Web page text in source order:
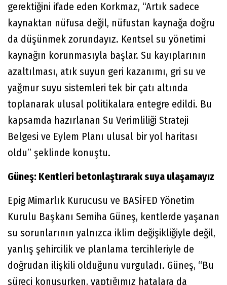
gerektiğini ifade eden Korkmaz, “Artık sadece
kaynaktan nüfusa değil, nüfustan kaynağa doğru
da düşünmek zorundayız. Kentsel su yönetimi
kaynağın korunmasıyla başlar. Su kayıplarının
azaltılması, atık suyun geri kazanımı, gri su ve
yağmur suyu sistemleri tek bir çatı altında
toplanarak ulusal politikalara entegre edildi. Bu
kapsamda hazırlanan Su Verimliliği Strateji
Belgesi ve Eylem Planı ulusal bir yol haritası
oldu” şeklinde konuştu.
Güneş: Kentleri betonlaştırarak suya ulaşamayız
Epig Mimarlık Kurucusu ve BASİFED Yönetim
Kurulu Başkanı Semiha Güneş, kentlerde yaşanan
su sorunlarının yalnızca iklim değişikliğiyle değil,
yanlış şehircilik ve planlama tercihleriyle de
doğrudan ilişkili olduğunu vurguladı. Güneş, “Bu
süreci konuşurken, yaptığımız hatalara da